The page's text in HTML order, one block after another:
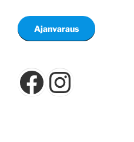
Ajanvaraus
Facebook